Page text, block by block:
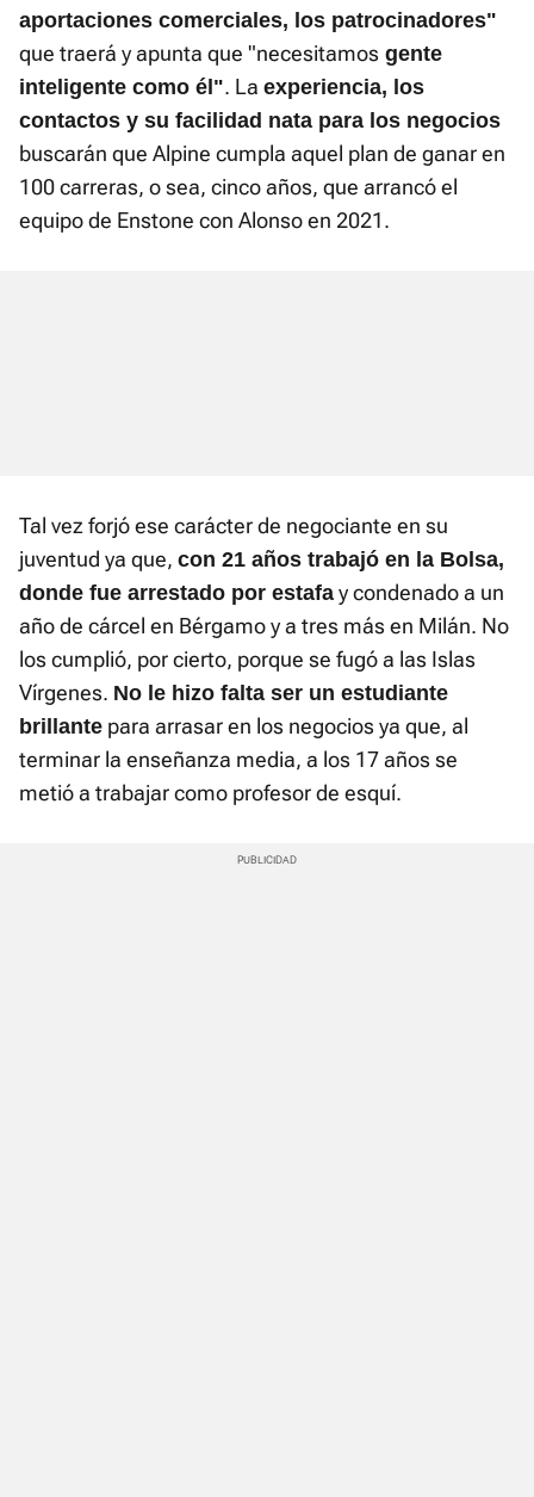
aportaciones comerciales, los patrocinadores"
que traerá y apunta que "necesitamos gente
inteligente como él". La experiencia, los
contactos y su facilidad nata para los negocios
buscarán que Alpine cumpla aquel plan de ganar en
100 carreras, o sea, cinco años, que arrancó el
equipo de Enstone con Alonso en 2021.
Tal vez forjó ese carácter de negociante en su
juventud ya que, con 21 años trabajó en la Bolsa,
donde fue arrestado por estafa y condenado a un
año de cárcel en Bérgamo y a tres más en Milán. No
los cumplió, por cierto, porque se fugó a las Islas
Vírgenes. No le hizo falta ser un estudiante
brillante para arrasar en los negocios ya que, al
terminar la enseñanza media, a los 17 años se
metió a trabajar como profesor de esquí.